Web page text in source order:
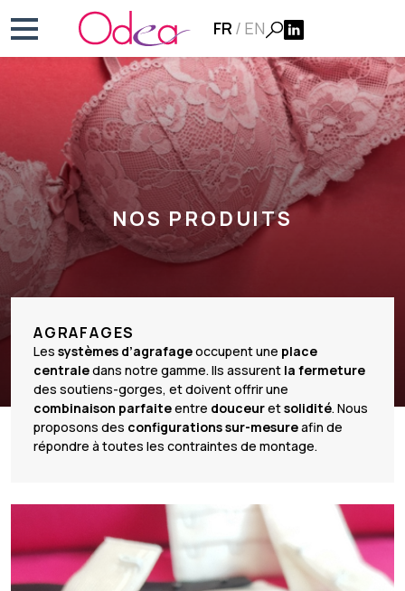
to
content
FR EN
NOS PRODUITS
AGRAFAGES
Les systèmes d’agrafageoccupent une place
centraledans notre gamme. Ils assurent la fermeture
des soutiens-gorges, et doivent offrir une
combinaison parfaiteentre douceuretsolidité. Nous
proposons des configurations sur-mesureafin de
répondre à toutes les contraintes de montage.